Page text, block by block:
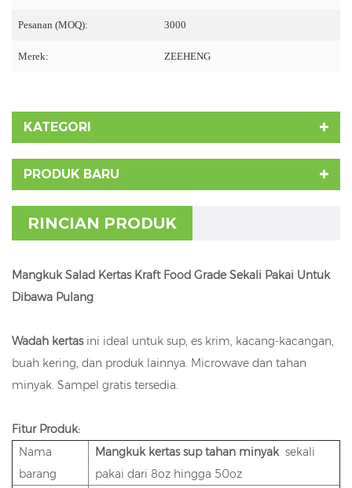
Pesanan (MOQ): 3000
Merek: ZEEHENG
KATEGORI
PRODUK BARU
RINCIAN PRODUK
Mangkuk Salad Kertas Kraft Food Grade Sekali Pakai Untuk
Dibawa Pulang
Wadah kertasini ideal untuk sup, es krim, kacang-kacangan,
buah kering, dan produk lainnya. Microwave dan tahan
minyak. Sampel gratis tersedia.
Fitur Produk:
Nama
barang
Mangkuk kertas sup tahan minyak sekali
pakai dari 8oz hingga 50oz